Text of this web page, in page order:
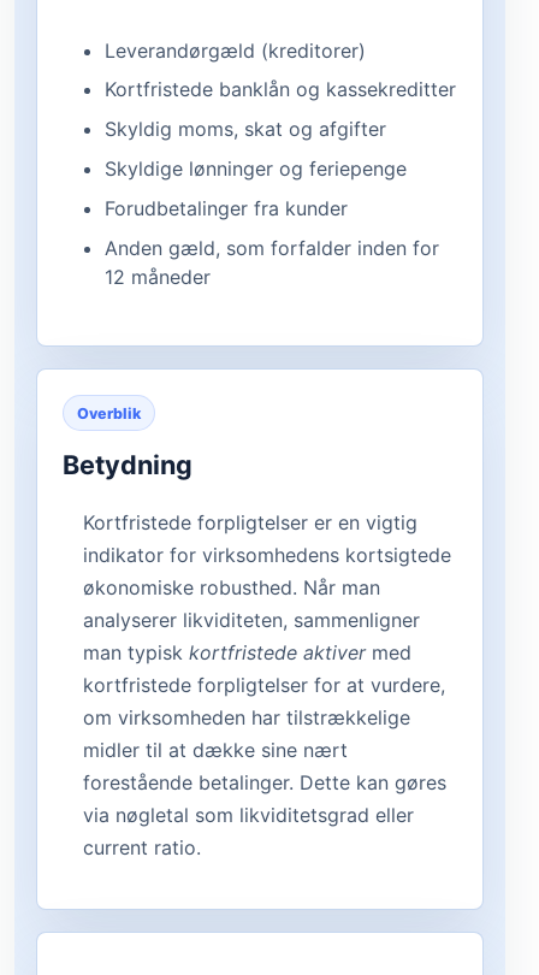
Leverandørgæld (kreditorer)
Kortfristede banklån og kassekreditter
Skyldig moms, skat og afgifter
Skyldige lønninger og feriepenge
Forudbetalinger fra kunder
Anden gæld, som forfalder inden for
12 måneder
Overblik
Betydning
Kortfristede forpligtelser er en vigtig
indikator for virksomhedens kortsigtede
økonomiske robusthed. Når man
analyserer likviditeten, sammenligner
man typiskkortfristede aktivermed
kortfristede forpligtelser for at vurdere,
om virksomheden har tilstrækkelige
midler til at dække sine nært
forestående betalinger. Dette kan gøres
via nøgletal som likviditetsgrad eller
current ratio.